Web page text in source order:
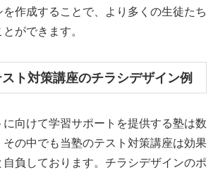
作成することで、より多くの生徒たち
ができます。
ト対策講座のチラシデザイン例
向けて学習サポートを提供する塾は数
その中でも当塾のテスト対策講座は効果
負しております。チラシデザインのポ